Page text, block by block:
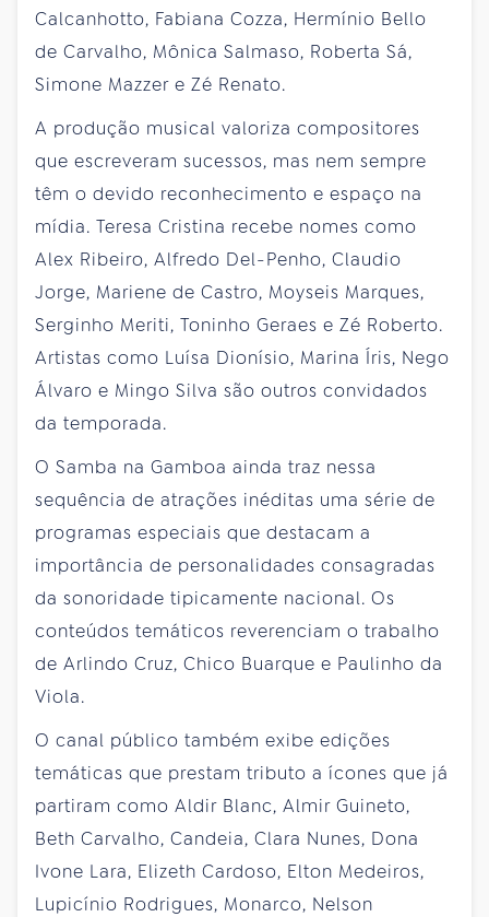
Calcanhotto, Fabiana Cozza, Hermínio Bello
de Carvalho, Mônica Salmaso, Roberta Sá,
Simone Mazzer e Zé Renato.
A produção musical valoriza compositores
que escreveram sucessos, mas nem sempre
têm o devido reconhecimento e espaço na
mídia. Teresa Cristina recebe nomes como
Alex Ribeiro, Alfredo Del-Penho, Claudio
Jorge, Mariene de Castro, Moyseis Marques,
Serginho Meriti, Toninho Geraes e Zé Roberto.
Artistas como Luísa Dionísio, Marina Íris, Nego
Álvaro e Mingo Silva são outros convidados
da temporada.
O Samba na Gamboa ainda traz nessa
sequência de atrações inéditas uma série de
programas especiais que destacam a
importância de personalidades consagradas
da sonoridade tipicamente nacional. Os
conteúdos temáticos reverenciam o trabalho
de Arlindo Cruz, Chico Buarque e Paulinho da
Viola.
O canal público também exibe edições
temáticas que prestam tributo a ícones que já
partiram como Aldir Blanc, Almir Guineto,
Beth Carvalho, Candeia, Clara Nunes, Dona
Ivone Lara, Elizeth Cardoso, Elton Medeiros,
Lupicínio Rodrigues, Monarco, Nelson